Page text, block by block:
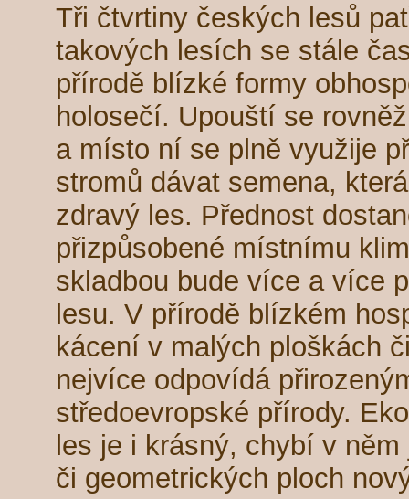
Tři čtvrtiny českých lesů
takových lesích se stále
přírodě blízké formy
holosečí. Upouští se
a místo ní se plně využije
stromů dávat semena,
zdravý les. Přednost
přizpůsobené místnímu
skladbou bude více a více
lesu. V přírodě blízkém
kácení v malých ploškách
nejvíce odpovídá
středoevropské přírody.
les je i krásný, chybí v
či geometrických ploch